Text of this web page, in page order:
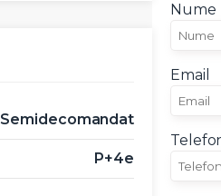
Semidecomandat
P+4e
Nume
Email